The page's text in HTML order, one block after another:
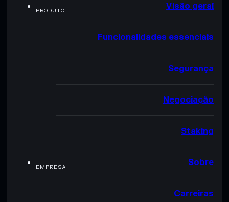
PRODUTO Visão geral
Funcionalidades essenciais
Segurança
Negociação
Staking
EMPRESA Sobre
Carreiras